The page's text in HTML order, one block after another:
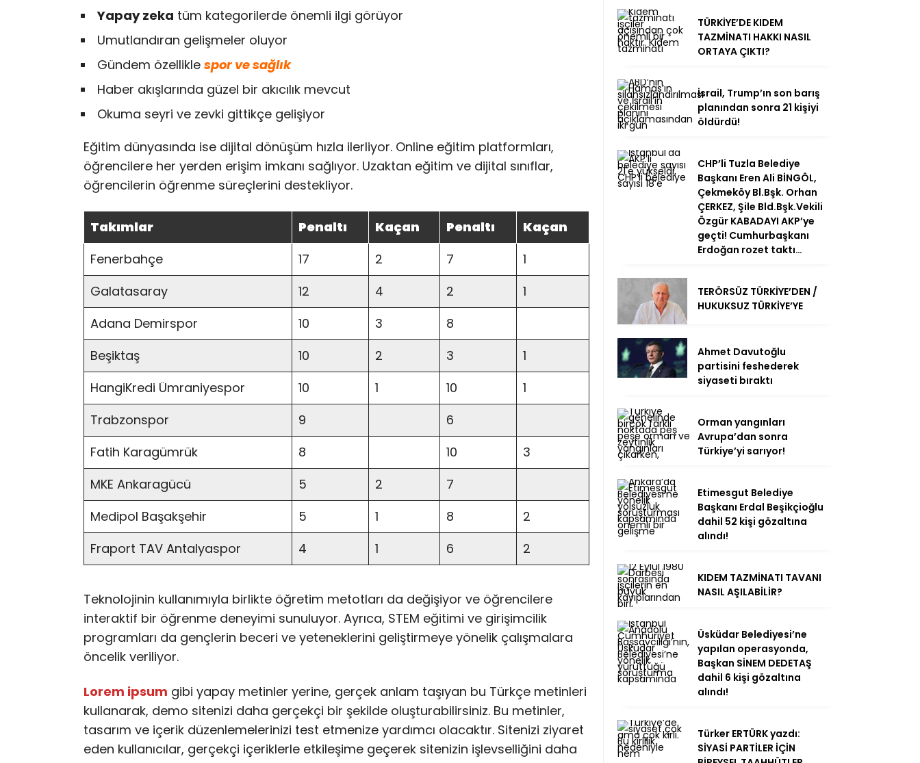
Yapay zeka tüm kategorilerde önemli ilgi görüyor
Umutlandıran gelişmeler oluyor
Gündem özellikle spor ve sağlık
Haber akışlarında güzel bir akıcılık mevcut
Okuma seyri ve zevki gittikçe gelişiyor
Eğitim dünyasında ise dijital dönüşüm hızla ilerliyor. Online eğitim platformları,
öğrencilere her yerden erişim imkanı sağlıyor. Uzaktan eğitim ve dijital sınıflar,
öğrencilerin öğrenme süreçlerini destekliyor.
Takımlar Penaltı Kaçan Penaltı
Kaçan
Fenerbahçe
17 2 7
1
Galatasaray
12 4 2
1
Adana Demirspor
10 3
8
Beşiktaş
10 2 3
1
HangiKredi Ümraniyespor
10 1 10
1
Trabzonspor
9
6
Fatih Karagümrük
8 10
3
MKE Ankaragücü
5 2
7
Medipol Başakşehir
5 1 8
2
Fraport TAV Antalyaspor
4 1 6 2
Teknolojinin kullanımıyla birlikte öğretim metotları da değişiyor ve öğrencilere
interaktif bir öğrenme deneyimi sunuluyor. Ayrıca, STEM eğitimi ve girişimcilik
programları da gençlerin beceri ve yeteneklerini geliştirmeye yönelik çalışmalara
öncelik veriliyor.
Lorem ipsum gibi yapay metinler yerine, gerçek anlam taşıyan bu Türkçe metinleri
kullanarak, demo sitenizi daha gerçekçi bir şekilde oluşturabilirsiniz. Bu metinler,
tasarım ve içerik düzenlemelerinizi test etmenize yardımcı olacaktır. Sitenizi ziyaret
eden kullanıcılar, gerçekçi içeriklerle etkileşime geçerek sitenizin işlevselliğini daha
TÜRKİYE’DE KIDEM
TAZMİNATI HAKKI NASIL
ORTAYA ÇIKTI?
İsrail, Trump’ın son barış
planından sonra 21 kişiyi
öldürdü!
CHP’li Tuzla Belediye
Başkanı Eren Ali BİNGÖL,
Çekmeköy Bl.Bşk. Orhan
ÇERKEZ, Şile Bld.Bşk.Vekili
Özgür KABADAYI AKP’ye
geçti! Cumhurbaşkanı
Erdoğan rozet taktı…
TERÖRSÜZ TÜRKİYE’DEN /
HUKUKSUZ TÜRKİYE’YE
Ahmet Davutoğlu
partisini feshederek
siyaseti bıraktı
Orman yangınları
Avrupa’dan sonra
Türkiye’yi sarıyor!
Etimesgut Belediye
Başkanı Erdal Beşikçioğlu
dahil 52 kişi gözaltına
alındı!
KIDEM TAZMİNATI TAVANI
NASIL AŞILABİLİR?
Üsküdar Belediyesi’ne
yapılan operasyonda,
Başkan SİNEM DEDETAŞ
dahil 6 kişi gözaltına
alındı!
Türker ERTÜRK yazdı:
SİYASİ PARTİLER İÇİN